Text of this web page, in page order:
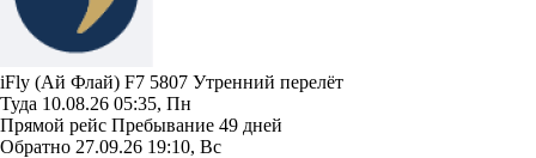
iFly (Ай Флай) F7 5807 Утренний перелёт
Туда 10.08.26 05:35, Пн
Прямой рейс Пребывание 49 дней
Обратно 27.09.26 19:10, Вс